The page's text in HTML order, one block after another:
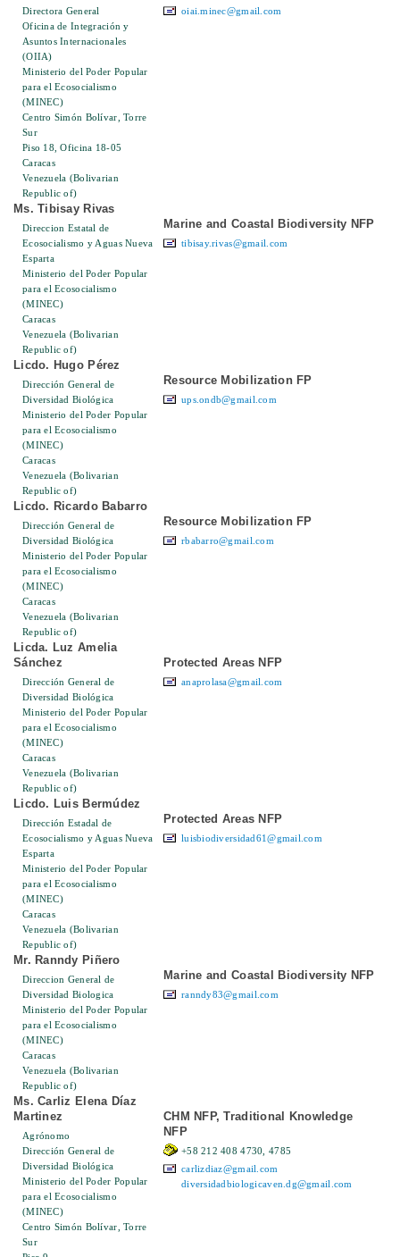
Directora General
Oficina de Integración y
Asuntos Internacionales
(OIIA)
Ministerio del Poder Popular
para el Ecosocialismo
(MINEC)
Centro Simón Bolívar, Torre
Sur
Piso 18, Oficina 18-05
Caracas
Venezuela (Bolivarian
Republic of)
oiai.minec@gmail.com
Ms. Tibisay Rivas
Direccion Estatal de
Ecosocialismo y Aguas Nueva
Esparta
Ministerio del Poder Popular
para el Ecosocialismo
(MINEC)
Caracas
Venezuela (Bolivarian
Republic of)
Marine and Coastal Biodiversity NFP
tibisay.rivas@gmail.com
Licdo. Hugo Pérez
Dirección General de
Diversidad Biológica
Ministerio del Poder Popular
para el Ecosocialismo
(MINEC)
Caracas
Venezuela (Bolivarian
Republic of)
Resource Mobilization FP
ups.ondb@gmail.com
Licdo. Ricardo Babarro
Dirección General de
Diversidad Biológica
Ministerio del Poder Popular
para el Ecosocialismo
(MINEC)
Caracas
Venezuela (Bolivarian
Republic of)
Resource Mobilization FP
rbabarro@gmail.com
Licda. Luz Amelia
Sánchez
Dirección General de
Diversidad Biológica
Ministerio del Poder Popular
para el Ecosocialismo
(MINEC)
Caracas
Venezuela (Bolivarian
Republic of)
Protected Areas NFP
anaprolasa@gmail.com
Licdo. Luis Bermúdez
Dirección Estadal de
Ecosocialismo y Aguas Nueva
Esparta
Ministerio del Poder Popular
para el Ecosocialismo
(MINEC)
Caracas
Venezuela (Bolivarian
Republic of)
Protected Areas NFP
luisbiodiversidad61@gmail.com
Mr. Ranndy Piñero
Direccion General de
Diversidad Biologica
Ministerio del Poder Popular
para el Ecosocialismo
(MINEC)
Caracas
Venezuela (Bolivarian
Republic of)
Marine and Coastal Biodiversity NFP
ranndy83@gmail.com
Ms. Carliz Elena Díaz
Martinez
Agrónomo
Dirección General de
Diversidad Biológica
Ministerio del Poder Popular
para el Ecosocialismo
(MINEC)
Centro Simón Bolívar, Torre
Sur
CHM NFP, Traditional Knowledge
NFP
+58 212 408 4730, 4785
carlizdiaz@gmail.com
diversidadbiologicaven.dg@gmail.com